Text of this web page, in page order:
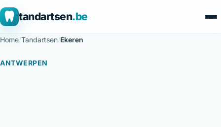
tandartsen.be
Home/Tandartsen/Ekeren
ANTWERPEN